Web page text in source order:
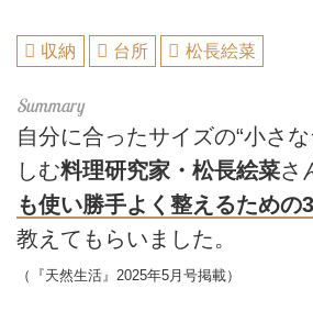
収納 台所 松長絵菜
自分に合ったサイズの“小さ
しむ料理研究家・松長絵菜さ
も使い勝手よく整えるための
教えてもらいました。
（『天然生活』2025年5月号掲載）